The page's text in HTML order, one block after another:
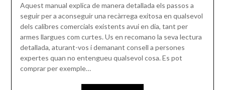
Aquest manual explica de manera detallada els passos a
seguir per a aconseguir una recàrrega exitosa en qualsevol
dels calibres comercials existents avui en dia, tant per
armes llargues com curtes. Us en recomano la seva lectura
detallada, aturant-vos i demanant consell a persones
expertes quan no entengueu qualsevol cosa. Es pot
comprar per exemple…